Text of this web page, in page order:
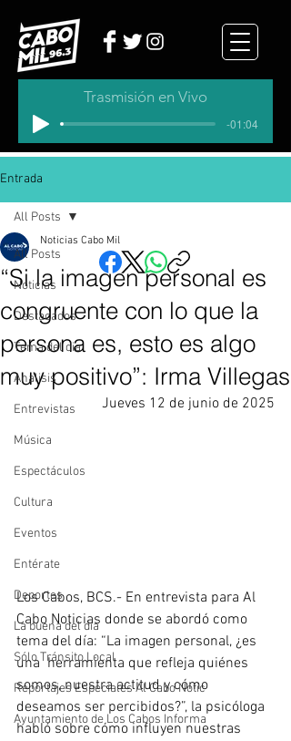
Trasmisión en Vivo
-01:04
Entrada
All Posts
Noticias
Destacados
Tema del dia
Analisis
Entrevistas
Música
Espectáculos
Cultura
Eventos
Entérate
Deportes
La buena del día
Sólo Tránsito Local
Reportajes Especiales Al Cabo Notic
Ayuntamiento de Los Cabos Informa
All Posts
“Si la imagen personal es
congruente con lo que la
persona es, esto es algo
muy positivo”: Irma Villegas
Noticias Cabo Mil
Jueves 12 de junio de 2025
Los Cabos, BCS.- En entrevista para Al
Cabo Noticias donde se abordó como
tema del día: “La imagen personal, ¿es
una  herramienta que refleja quiénes
somos, nuestra actitud y cómo
deseamos ser percibidos?”, la psicóloga
habló sobre cómo influyen nuestras